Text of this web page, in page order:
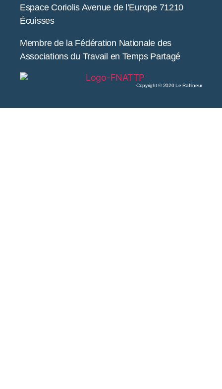
Espace Coriolis Avenue de l’Europe 71210
Écuisses
Membre de la Fédération Nationale des
Associations du Travail en Temps Partagé
Copyright © 2020 Le Raffineur